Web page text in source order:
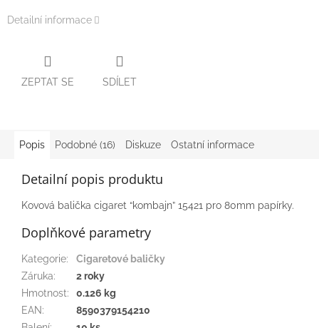
Detailní informace
ZEPTAT SE SDÍLET
Popis Podobné (16) Diskuze Ostatní informace
Detailní popis produktu
Kovová balička cigaret “kombajn” 15421 pro 80mm papírky.
Doplňkové parametry
Kategorie:
Cigaretové baličky
Záruka:
2 roky
Hmotnost:
0.126 kg
EAN:
8590379154210